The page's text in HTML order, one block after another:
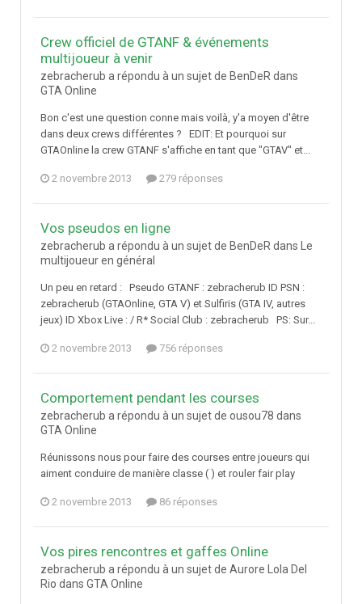
Crew officiel de GTANF & événements
multijoueur à venir
zebracherub a répondu à un sujet de BenDeR dans
GTA Online
Bon c'est une question conne mais voilà, y'a moyen d'être
dans deux crews différentes ? EDIT: Et pourquoi sur
GTAOnline la crew GTANF s'affiche en tant que "GTAV" et...
2 novembre 2013 279 réponses
Vos pseudos en ligne
zebracherub a répondu à un sujet de BenDeR dans Le
multijoueur en général
Un peu en retard : Pseudo GTANF : zebracherub ID PSN :
zebracherub (GTAOnline, GTA V) et Sulfiris (GTA IV, autres
jeux) ID Xbox Live : / R* Social Club : zebracherub PS: Sur...
2 novembre 2013 756 réponses
Comportement pendant les courses
zebracherub a répondu à un sujet de ousou78 dans
GTA Online
Réunissons nous pour faire des courses entre joueurs qui
aiment conduire de manière classe ( ) et rouler fair play
2 novembre 2013 86 réponses
Vos pires rencontres et gaffes Online
zebracherub a répondu à un sujet de Aurore Lola Del
Rio dans GTA Online